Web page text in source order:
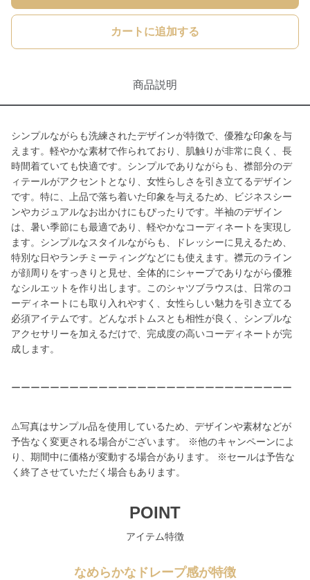
カートに追加する
商品説明
シンプルながらも洗練されたデザインが特徴で、優雅な印象を与
えます。軽やかな素材で作られており、肌触りが非常に良く、長
時間着ていても快適です。シンプルでありながらも、襟部分のデ
ィテールがアクセントとなり、女性らしさを引き立てるデザイン
です。特に、上品で落ち着いた印象を与えるため、ビジネスシー
ンやカジュアルなお出かけにもぴったりです。半袖のデザイン
は、暑い季節にも最適であり、軽やかなコーディネートを実現し
ます。シンプルなスタイルながらも、ドレッシーに見えるため、
特別な日やランチミーティングなどにも使えます。襟元のライン
が顔周りをすっきりと見せ、全体的にシャープでありながら優雅
なシルエットを作り出します。このシャツブラウスは、日常のコ
ーディネートにも取り入れやすく、女性らしい魅力を引き立てる
必須アイテムです。どんなボトムスとも相性が良く、シンプルな
アクセサリーを加えるだけで、完成度の高いコーディネートが完
成します。
ーーーーーーーーーーーーーーーーーーーーーーーーーーーーー
⚠️写真はサンプル品を使用しているため、デザインや素材などが
予告なく変更される場合がございます。 ※他のキャンペーンによ
り、期間中に価格が変動する場合があります。 ※セールは予告な
く終了させていただく場合もあります。
POINT
アイテム特徴
なめらかなドレープ感が特徴